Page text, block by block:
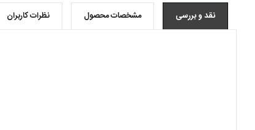
نقد و بررسی مشخصات محصول نظرات کاربران